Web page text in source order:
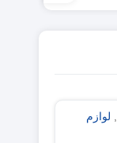
لوازم